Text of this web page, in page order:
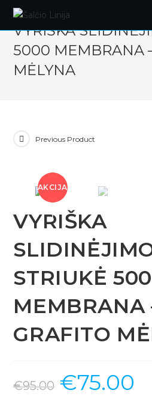
Skip
contentVYRIŠKA
5000 MEMBRANA
MĖLYNA
AKCIJA
!
Previous Product
VYRIŠKA
STRIUKĖ
MEMBRANA
GRAFITO
€95.00 €75.00